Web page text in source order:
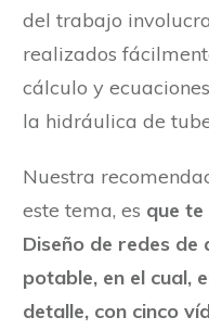
del trabajo
realizados
cálculo y
la hidráulica de
Nuestra
este tema, es que
Diseño de redes
potable, en el cual,
detalle, con cinco